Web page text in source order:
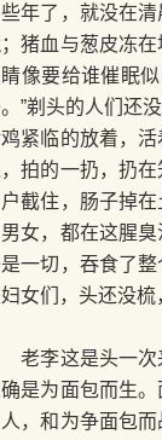
年了，就没在
猪血与葱皮冻
像要给谁催眠
”剃头的人们还
紧临的放着，
拍的一扔，扔
截住，肠子掉
女，都在这腥
一切，吞食了
女们，头还没梳
这是头一次来
是为面包而生
，和为争面包